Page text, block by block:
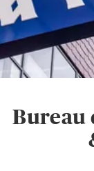
Bureau